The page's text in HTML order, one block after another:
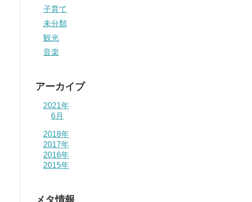
子育て
未分類
観光
音楽
アーカイブ
2021年
6月
2018年
2017年
2016年
2015年
メタ情報